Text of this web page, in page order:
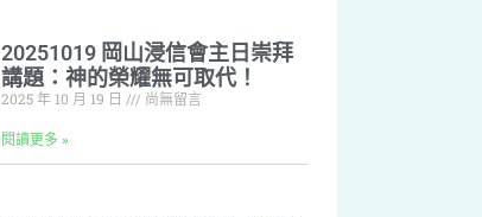
20251019 岡山浸信會主日崇拜
講題：神的榮耀無可取代！
2025 年 10 月 19 日 尚無留言
閱讀更多 »